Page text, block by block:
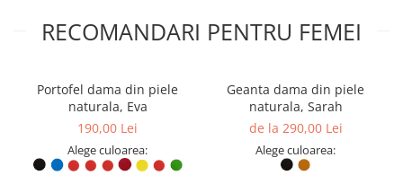
RECOMANDARI PENTRU FEMEI
Portofel dama din piele
naturala, Eva
190,00 Lei
Alege culoarea:
Geanta dama din piele
naturala, Sarah
de la 290,00 Lei
Alege culoarea: